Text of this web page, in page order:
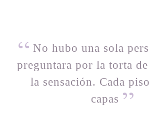
No hubo una sola
preguntara por la torta
la sensación. Cada
capas